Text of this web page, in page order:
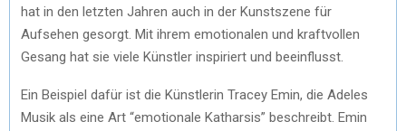
hat in den letzten Jahren auch in der Kunstszene für
Aufsehen gesorgt. Mit ihrem emotionalen und kraftvollen
Gesang hat sie viele Künstler inspiriert und beeinflusst.
Ein Beispiel dafür ist die Künstlerin Tracey Emin, die Adeles
Musik als eine Art “emotionale Katharsis” beschreibt. Emin